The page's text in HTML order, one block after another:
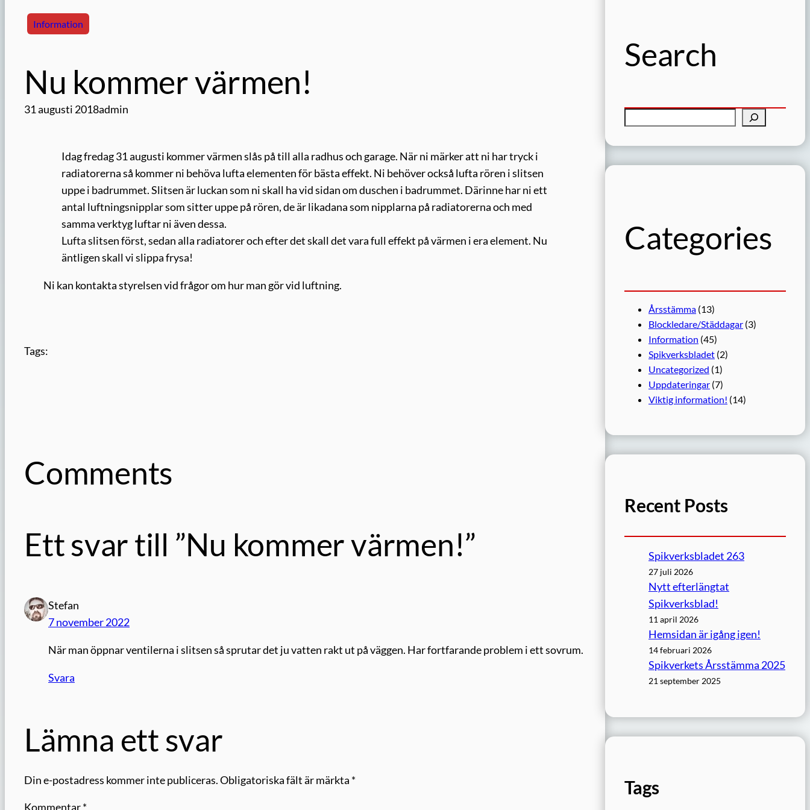
Information
Nu kommer värmen!
31 augusti 2018admin
Idag fredag 31 augusti kommer värmen slås på till alla radhus och garage. När ni märker att ni har tryck i
radiatorerna så kommer ni behöva lufta elementen för bästa effekt. Ni behöver också lufta rören i slitsen
uppe i badrummet. Slitsen är luckan som ni skall ha vid sidan om duschen i badrummet. Därinne har ni ett
antal luftningsnipplar som sitter uppe på rören, de är likadana som nipplarna på radiatorerna och med
samma verktyg luftar ni även dessa.
Lufta slitsen först, sedan alla radiatorer och efter det skall det vara full effekt på värmen i era element. Nu
äntligen skall vi slippa frysa!
Ni kan kontakta styrelsen vid frågor om hur man gör vid luftning.
Tags:
Comments
Ett svar till ”Nu kommer värmen!”
Stefan
7 november 2022
När man öppnar ventilerna i slitsen så sprutar det ju vatten rakt ut på väggen. Har fortfarande problem i ett sovrum.
Svara
Lämna ett svar
Din e-postadress kommer inte publiceras.Obligatoriska fält är märkta *
Kommentar*
Search
k
Categories
Årsstämma (13)
Blockledare/Städdagar (3)
Information (45)
Spikverksbladet (2)
Uncategorized (1)
Uppdateringar (7)
Viktig information! (14)
Recent Posts
Spikverksbladet 263
27 juli 2026
Nytt efterlängtat
Spikverksblad!
11 april 2026
Hemsidan är igång igen!
14 februari 2026
Spikverkets Årsstämma 2025
21 september 2025
Tags